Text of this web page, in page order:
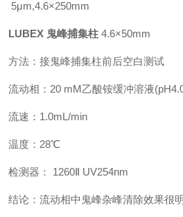
5μm,4.6×250mm
LUBEX 鬼峰捕集柱 4.6×50mm
方法：接鬼峰捕集柱前后空白测试
流动相：20 mM乙酸铵缓冲溶液
流速：1.0mL/min
温度：28℃
检测器： 1260Ⅱ UV254nm
结论：流动相中鬼峰杂峰清除效果很